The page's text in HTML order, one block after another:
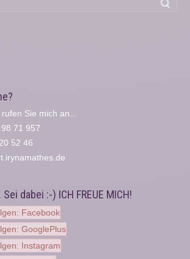
Sie mich an...
71 957
52 46
dabei :-) ICH FREUE MICH!